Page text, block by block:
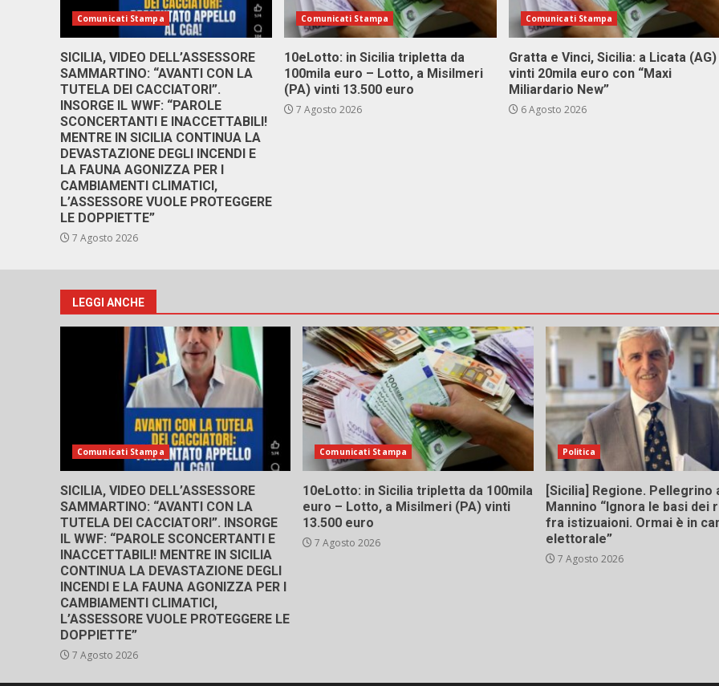
Comunicati Stampa
SICILIA, VIDEO DELL’ASSESSORE
SAMMARTINO: “AVANTI CON LA
TUTELA DEI CACCIATORI”.
INSORGE IL WWF: “PAROLE
SCONCERTANTI E INACCETTABILI!
MENTRE IN SICILIA CONTINUA LA
DEVASTAZIONE DEGLI INCENDI E
LA FAUNA AGONIZZA PER I
CAMBIAMENTI CLIMATICI,
L’ASSESSORE VUOLE PROTEGGERE
LE DOPPIETTE”
7 Agosto 2026
Comunicati Stampa
10eLotto: in Sicilia tripletta da
100mila euro – Lotto, a Misilmeri
(PA) vinti 13.500 euro
7 Agosto 2026
Comunicati Stampa
Gratta e Vinci, Sicilia: a Licata (AG)
vinti 20mila euro con “Maxi
Miliardario New”
6 Agosto 2026
LEGGI ANCHE
Comunicati Stampa
SICILIA, VIDEO DELL’ASSESSORE
SAMMARTINO: “AVANTI CON LA
TUTELA DEI CACCIATORI”. INSORGE
IL WWF: “PAROLE SCONCERTANTI E
INACCETTABILI! MENTRE IN SICILIA
CONTINUA LA DEVASTAZIONE DEGLI
INCENDI E LA FAUNA AGONIZZA PER I
CAMBIAMENTI CLIMATICI,
L’ASSESSORE VUOLE PROTEGGERE LE
DOPPIETTE”
7 Agosto 2026
Comunicati Stampa
10eLotto: in Sicilia tripletta da 100mila
euro – Lotto, a Misilmeri (PA) vinti
13.500 euro
7 Agosto 2026
Politica
[Sicilia] Regione. Pellegrino
Mannino “Ignora le basi dei
fra istizuaioni. Ormai è in
elettorale”
7 Agosto 2026